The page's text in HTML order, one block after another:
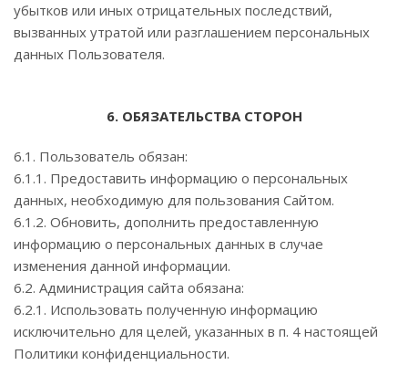
убытков или иных отрицательных последствий,
вызванных утратой или разглашением персональных
данных Пользователя.
6. ОБЯЗАТЕЛЬСТВА СТОРОН
6.1. Пользователь обязан:
6.1.1. Предоставить информацию о персональных
данных, необходимую для пользования Сайтом.
6.1.2. Обновить, дополнить предоставленную
информацию о персональных данных в случае
изменения данной информации.
6.2. Администрация сайта обязана:
6.2.1. Использовать полученную информацию
исключительно для целей, указанных в п. 4 настоящей
Политики конфиденциальности.